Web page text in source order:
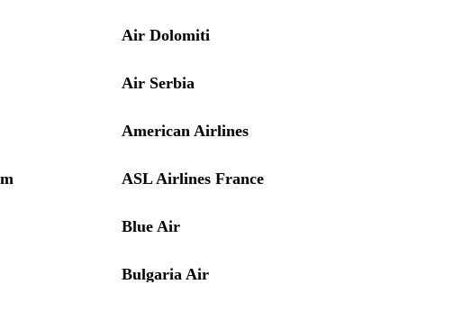
Air Dolomiti
Air Serbia
American Airlines
ASL Airlines France
Blue Air
Bulgaria Air